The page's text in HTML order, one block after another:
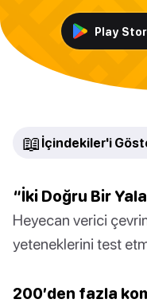
Play
📖 İçindekiler'i
“İki Doğru Bir
Heyecan verici
yeteneklerini test
200’den fazla